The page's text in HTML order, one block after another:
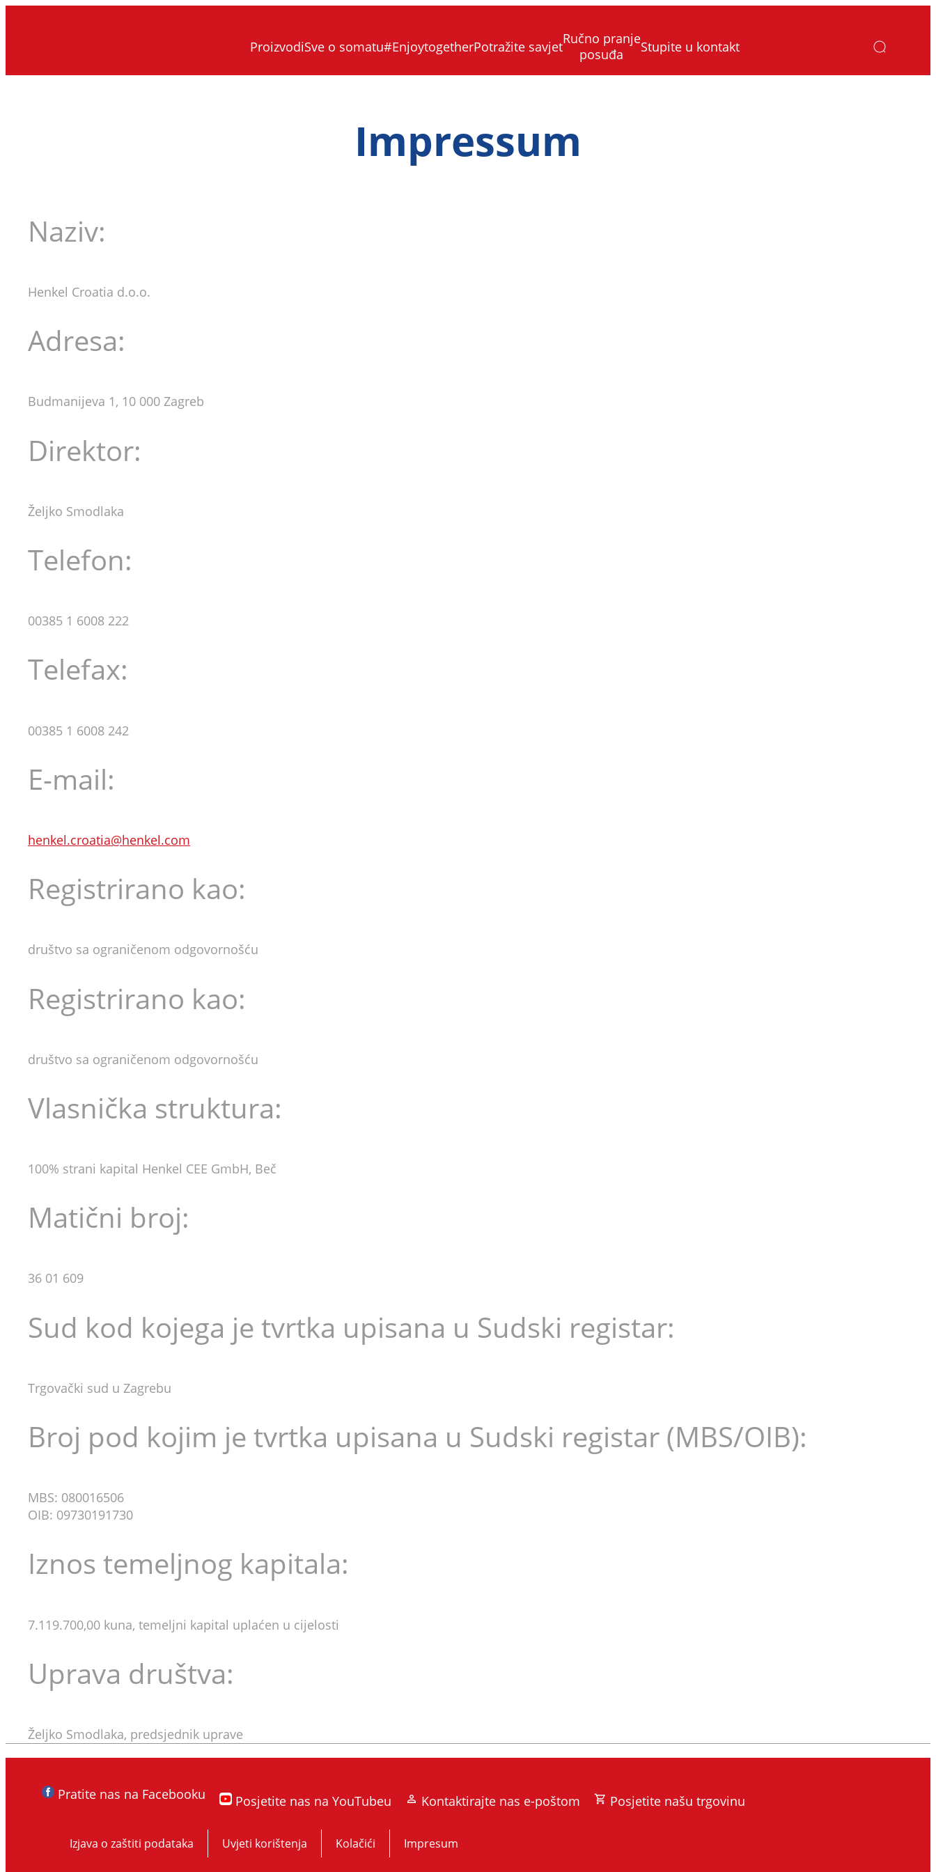
ProizvodiSve o somatu#EnjoytogetherPotražite savjetRučno pranje
posuđa
Stupite u kontakt
Impressum
Naziv:
Henkel Croatia d.o.o.
Adresa:
Budmanijeva 1, 10 000 Zagreb
Direktor:
Željko Smodlaka
Telefon:
00385 1 6008 222
Telefax:
00385 1 6008 242
E-mail:
henkel.croatia@henkel.com
Registrirano kao:
društvo sa ograničenom odgovornošću
Registrirano kao:
društvo sa ograničenom odgovornošću
Vlasnička struktura:
100% strani kapital Henkel CEE GmbH, Beč
Matični broj:
36 01 609
Sud kod kojega je tvrtka upisana u Sudski registar:
Trgovački sud u Zagrebu
Broj pod kojim je tvrtka upisana u Sudski registar (MBS/OIB):
MBS: 080016506
OIB: 09730191730
Iznos temeljnog kapitala:
7.119.700,00 kuna, temeljni kapital uplaćen u cijelosti
Uprava društva:
Željko Smodlaka, predsjednik uprave
Pratite nas na Facebooku Posjetite nas na YouTubeu Kontaktirajte nas e-poštom Posjetite našu trgovinu
Izjava o zaštiti podataka Uvjeti korištenja Kolačići Impresum